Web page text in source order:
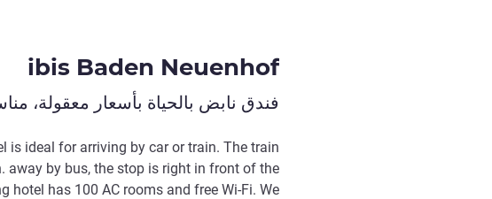
ibis Baden Neuenhof
فندق نابض بالحياة بأسعار معقولة،
is ideal for arriving by car or train. The train
away by bus, the stop is right in front of the
hotel has 100 AC rooms and free Wi-Fi. We